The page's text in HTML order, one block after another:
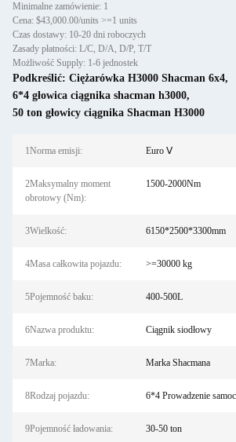
Minimalne zamówienie: 1
Cena: $43,000.00/units >=1 units
Czas dostawy: 10-20 dni roboczych
Zasady płatności: L/C, D/A, D/P, T/T
Możliwość Supply: 1-6 jednostek
Podkreślić: Ciężarówka H3000 Shacman 6x4,
6*4 głowica ciągnika shacman h3000,
50 ton głowicy ciągnika Shacman H3000
1Norma emisji: Euro Ⅴ
2Maksymalny moment
obrotowy (Nm):
1500-2000Nm
3Wielkość: 6150*2500*3300mm
4Masa całkowita pojazdu: >=30000 kg
5Pojemność baku: 400-500L
6Nazwa produktu: Ciągnik siodłowy
7Marka: Marka Shacmana
8Rodzaj pojazdu: 6*4 Prowadzenie
9Pojemność ładowania: 30-50 ton